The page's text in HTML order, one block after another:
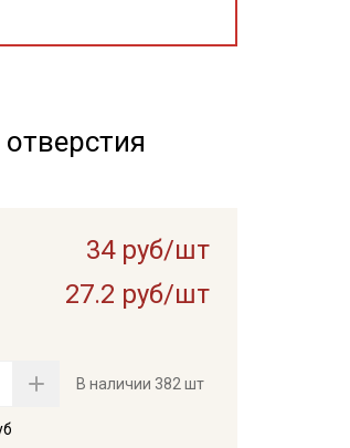
34 руб/шт
27.2 руб/шт
В наличии 382 шт